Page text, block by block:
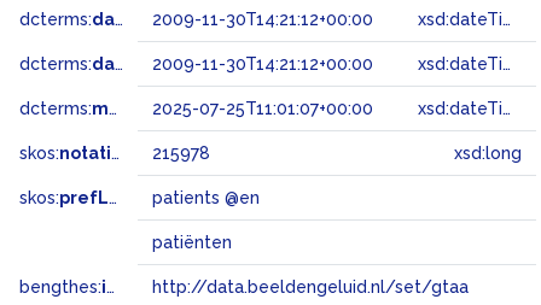
dcterms:dateAccepted 2009-11-30T14:21:12+00:00 xsd:dateTime
dcterms:dateSubmitted 2009-11-30T14:21:12+00:00 xsd:dateTime
dcterms:modified 2025-07-25T11:01:07+00:00 xsd:dateTime
skos:notation 215978 xsd:long
skos:prefLabel patients @en
patiënten
bengthes:inSet http://data.beeldengeluid.nl/set/gtaa